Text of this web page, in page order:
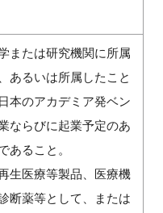
または研究機関に所属
あるいは所属したこと
本のアカデミア発ベン
ならびに起業予定のあ
あること。
生医療等製品、医療機
断薬等として、または